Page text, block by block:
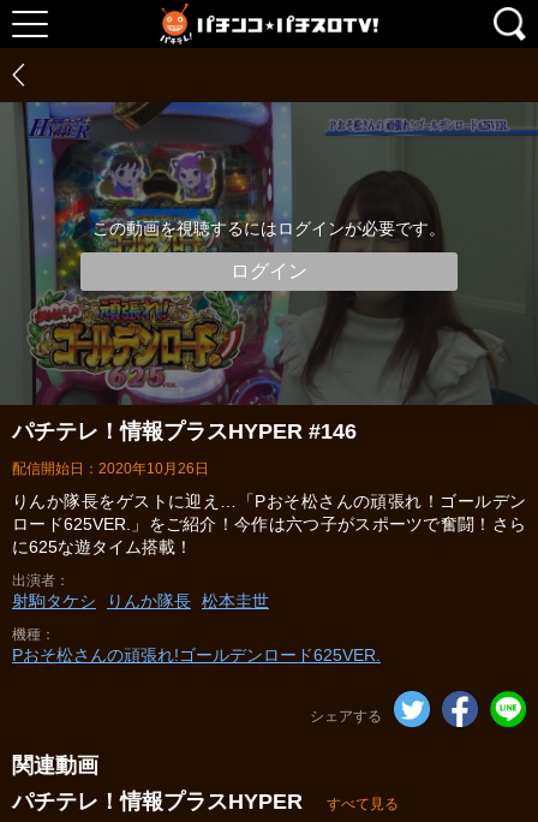
この動画を視聴するにはログインが必要です。
ログイン
パチテレ！情報プラスHYPER #146
配信開始日：2020年10月26日
りんか隊長をゲストに迎え…「Pおそ松さんの頑張れ！ゴールデン
ロード625VER.」をご紹介！今作は六つ子がスポーツで奮闘！さら
に625な遊タイム搭載！
出演者
射駒タケシ りんか隊長 松本圭世
機種
Pおそ松さんの頑張れ!ゴールデンロード625VER.
シェアする
関連動画
パチテレ！情報プラスHYPER
すべて見る